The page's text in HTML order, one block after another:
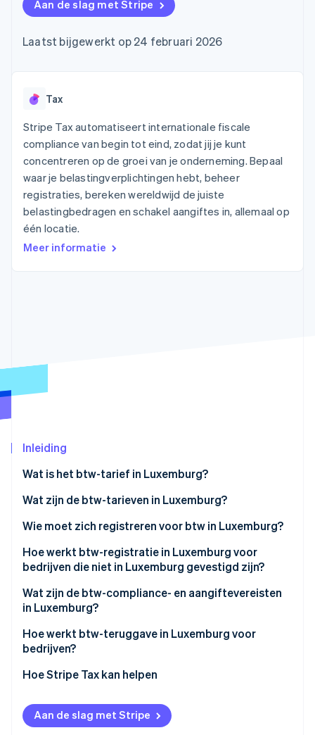
Toegang tot meer
dan 125
Fysieke betalingen
acceptatie
Link
Versneld afrekenen
Financial
Connections
Data gekoppelde
rekeningen
Data Pipeline
Gegevenssynchronisatie
Meer
Product roadmap
CO₂-verwijdering
Online identiteitsverificatie
Stripe Sessions 2026
Nu bekijken
Marktplaatsen
Platforms
SaaS
AI-bedrijven
Creator economy
Gaming
Horeca, reizen en vrije
tijd
Verzekering
Media en entertainment
dienstverlening
bieden
Betaalkaarten uitgeven
worden gedekt
Bronnen
App-integraties
Voorbeelden van code
Developerblog
Bedrijf
Jaarlijks congres
Vacatures
Contact
Neem contact op
Partner worden
Aan de slag met Stripe
Laatst bijgewerkt op 24 februari 2026
Tax
Stripe Tax automatiseert internationale fiscale
compliance van begin tot eind, zodat jij je kunt
concentreren op de groei van je onderneming. Bepaal
waar je belastingverplichtingen hebt, beheer
registraties, bereken wereldwijd de juiste
belastingbedragen en schakel aangiftes in, allemaal op
één locatie.
Meer informatie
Inleiding
Wat is het btw-tarief in Luxemburg?
Wat zijn de btw-tarieven in Luxemburg?
14% verlaagd btw-tarief
Verlaagd btw-tarief van 8%
Sterk verlaagd btw-tarief van 3%
Nultarief
Btw-vrijgestelde activiteiten
Wie moet zich registreren voor btw in Luxemburg?
Hoe werkt btw-registratie in Luxemburg voor
bedrijven die niet in Luxemburg gevestigd zijn?
Wat zijn de btw-compliance- en aangiftevereisten
in Luxemburg?
Aangiften en betalingen
Facturering
Administratie en rapportage
Hoe werkt btw-teruggave in Luxemburg voor
bedrijven?
In Luxemburg geregistreerde bedrijven
Niet-geregistreerde bedrijven in de EU
Niet-EU-bedrijven
Hoe Stripe Tax kan helpen
Aan de slag met Stripe